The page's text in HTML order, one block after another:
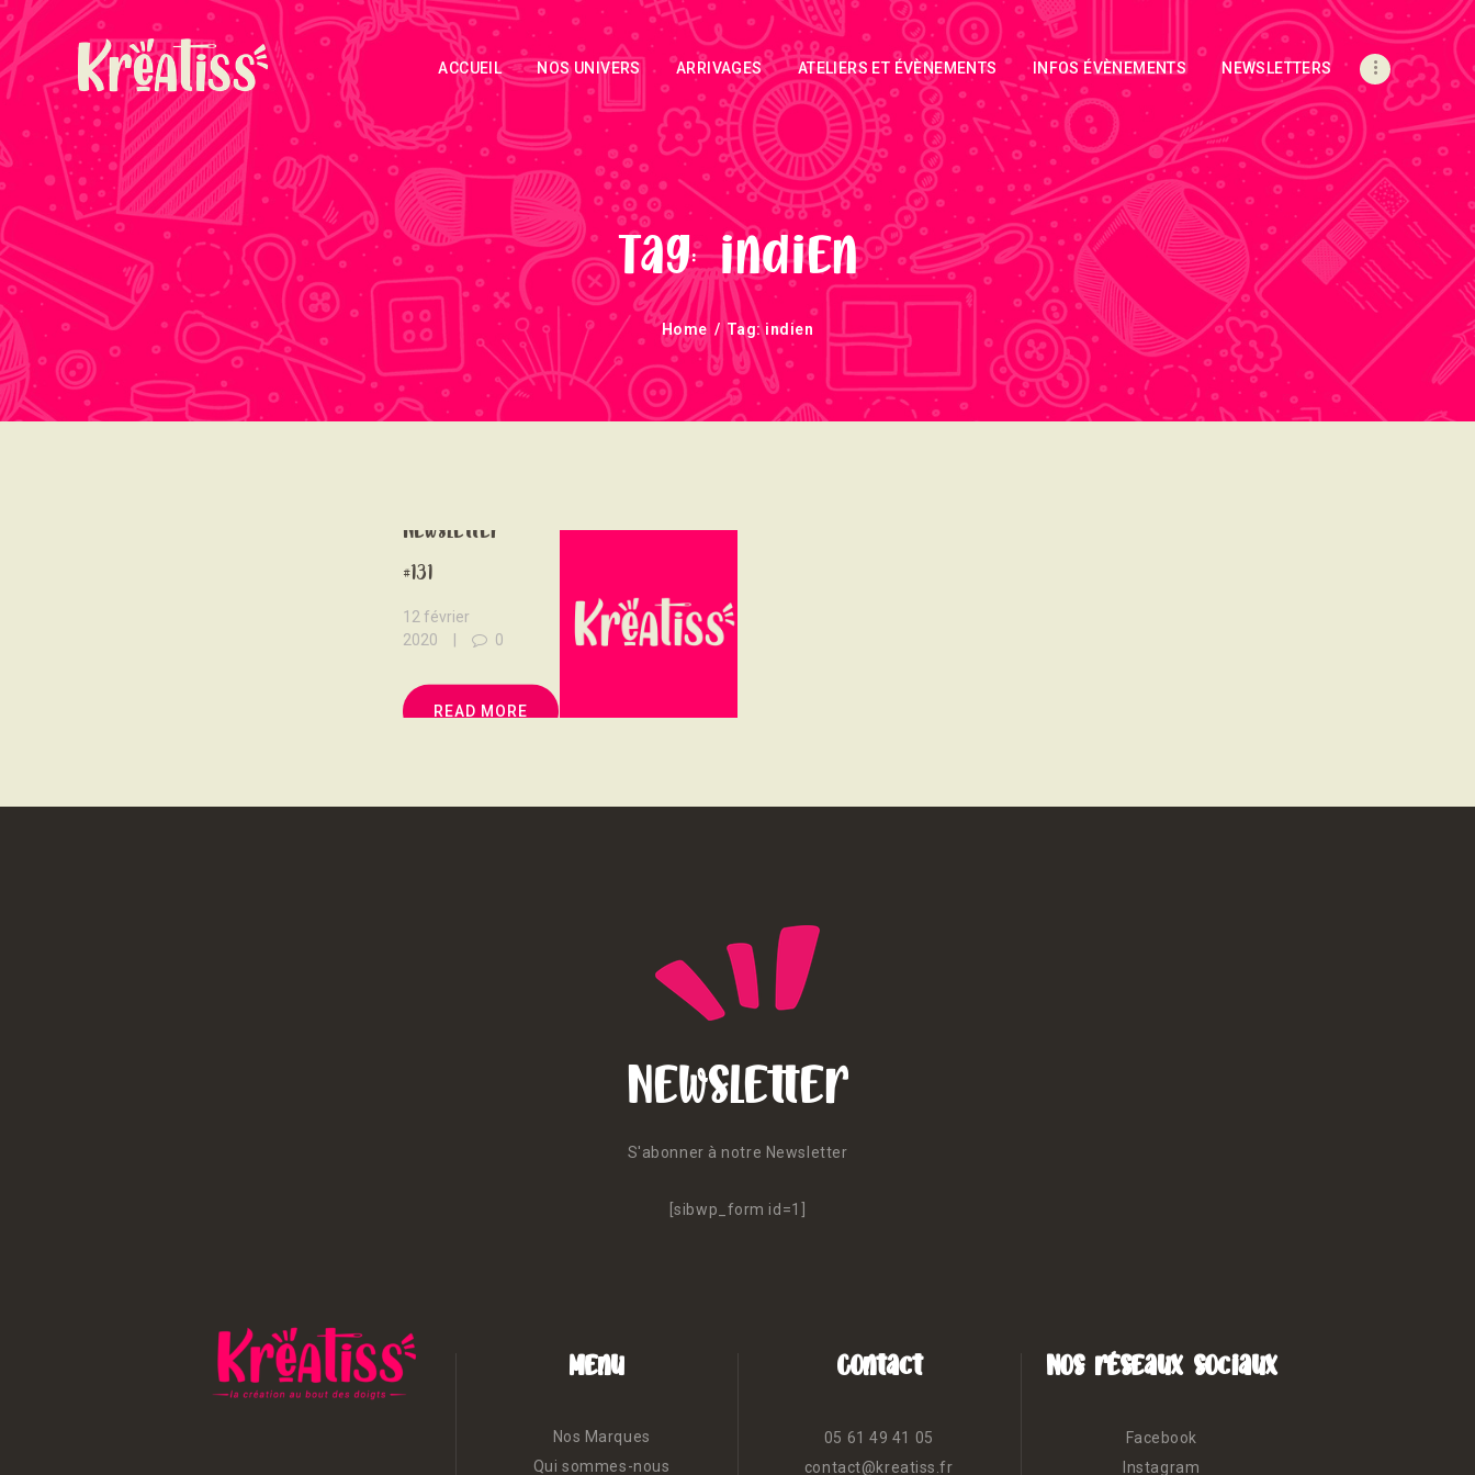
ACCUEIL NOS UNIVERS ARRIVAGES ATELIERS ET ÉVÈNEMENTS INFOS ÉVÈNEMENTS NEWSLETTERS
Tag: indien
Home Tag: indien
ACCUEIL
NOS UNIVERS
ARRIVAGES
ATELIERS ET
ÉVÈNEMENTS
INFOS
ÉVÈNEMENTS
NEWSLETTERS
Newsletter
#131
12 février
2020
0
READ MORE
Newsletter
S'abonner à notre Newsletter
[sibwp_form id=1]
Menu
Nos Marques
Qui sommes-nous
Contact
05 61 49 41 05
contact@kreatiss.fr
Nos réseaux sociaux
Facebook
Instagram